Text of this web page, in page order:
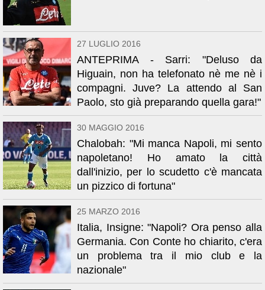
27 LUGLIO 2016
ANTEPRIMA - Sarri: "Deluso da
Higuain, non ha telefonato nè me nè i
compagni. Juve? La attendo al San
Paolo, sto già preparando quella gara!"
30 MAGGIO 2016
Chalobah: "Mi manca Napoli, mi sento
napoletano! Ho amato la città
dall'inizio, per lo scudetto c'è mancata
un pizzico di fortuna"
25 MARZO 2016
Italia, Insigne: "Napoli? Ora penso alla
Germania. Con Conte ho chiarito, c'era
un problema tra il mio club e la
nazionale"